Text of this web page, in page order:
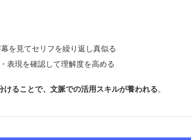
を見てセリフを繰り返し真似る
表現を確認して理解度を高める
けることで、文脈での活用スキルが養われる。